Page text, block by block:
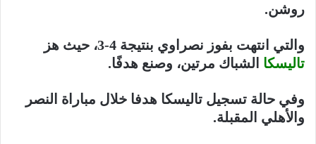
روشن.
والتي انتهت بفوز نصراوي بنتيجة 4-3، حيث هز
تاليسكا الشباك مرتين، وصنع هدفًا.
وفي حالة تسجيل تاليسكا هدفا خلال مباراة النصر
والأهلي المقبلة.